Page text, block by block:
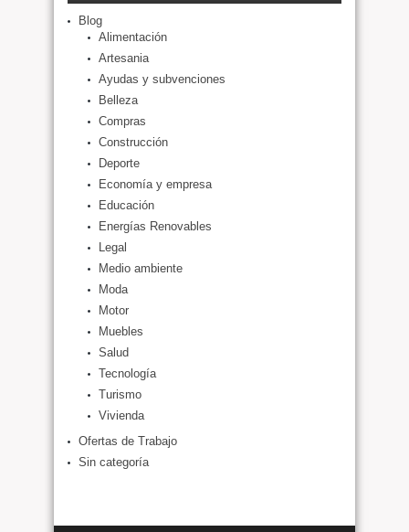
Blog
Alimentación
Artesania
Ayudas y subvenciones
Belleza
Compras
Construcción
Deporte
Economía y empresa
Educación
Energías Renovables
Legal
Medio ambiente
Moda
Motor
Muebles
Salud
Tecnología
Turismo
Vivienda
Ofertas de Trabajo
Sin categoría